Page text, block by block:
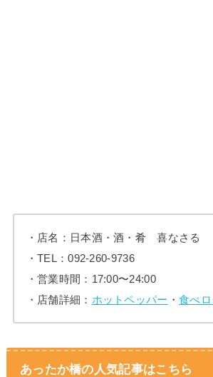
・店名：日本酒・酒・肴 喜なさる
・TEL：092-260-9736
・営業時間：17:00〜24:00
・店舗詳細： ホットペッパー ・ 食べ
あったか橋の人気記事はこちら